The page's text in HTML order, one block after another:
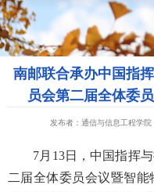
南邮联合承办中国指
员会第二届全体委
发布者：通信与信息工程学院
7月13日，中国指挥与
二届全体委员会议暨智